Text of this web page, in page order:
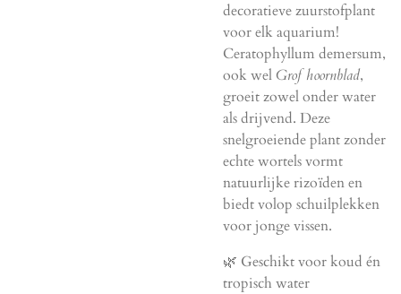
decoratieve zuurstofplant
voor elk aquarium!
Ceratophyllum demersum,
ook welGrof hoornblad,
groeit zowel onder water
als drijvend. Deze
snelgroeiende plant zonder
echte wortels vormt
natuurlijke rizoïden en
biedt volop schuilplekken
voor jonge vissen.
🌿 Geschikt voor koud én
tropisch water